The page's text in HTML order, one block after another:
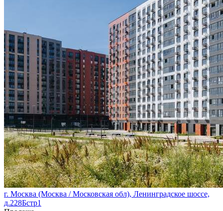
г. Москва (Москва / Московская обл), Ленинградское шоссе,
д.228Бстр1